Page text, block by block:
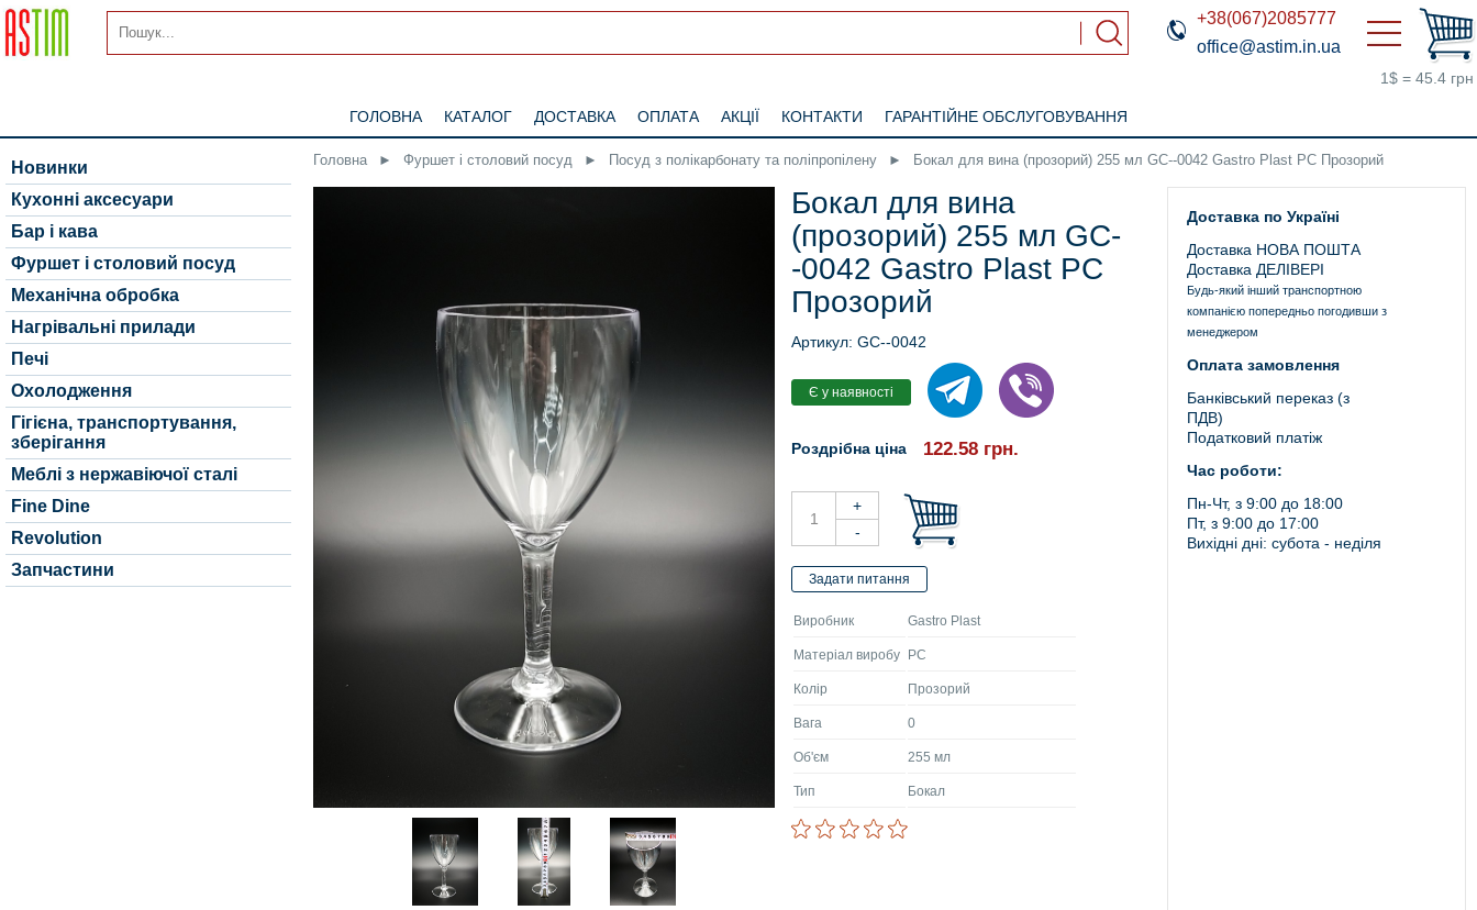
+38(067)2085777
office@astim.in.ua
1$ = 45.4 грн
ГОЛОВНА КАТАЛОГ ДОСТАВКА ОПЛАТА АКЦІЇ КОНТАКТИ ГАРАНТІЙНЕ ОБСЛУГОВУВАННЯ
Новинки
Кухонні аксесуари
Бар і кава
Фуршет і столовий посуд
Механічна обробка
Нагрівальні прилади
Печі
Охолодження
Гігієна, транспортування,
зберігання
Меблі з нержавіючої сталі
Fine Dine
Revolution
Запчастини
Головна ► Фуршет і столовий посуд ► Посуд з полікарбонату та поліпропілену ► Бокал для вина (прозорий) 255 мл GC--0042 Gastro Plast PC Прозорий
Бокал для вина
(прозорий) 255 мл GC-
-0042 Gastro Plast PC
Прозорий
Артикул: GC--0042
Роздрібна ціна 122.58 грн.
Виробник Gastro Plast
Матеріал виробу PC
Колір Прозорий
Вага 0
Об'єм 255 мл
Тип Бокал
Доставка по Україні
Доставка НОВА ПОШТА
Доставка ДЕЛІВЕРІ
Будь-який інший транспортною
компанією попередньо погодивши з
менеджером
Оплата замовлення
Банківський переказ (з
ПДВ)
Податковий платіж
Час роботи:
Пн-Чт, з 9:00 до 18:00
Пт, з 9:00 до 17:00
Вихідні дні: субота - неділя